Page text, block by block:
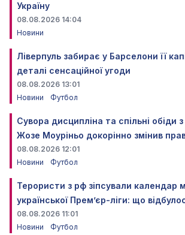
Україну
08.08.2026 14:04
Новини
Ліверпуль забирає у Барселони її
деталі сенсаційної угоди
08.08.2026 13:01
Новини
Футбол
Сувора дисципліна та спільні обіди
Жозе Моуріньо докорінно змінив
08.08.2026 12:01
Новини
Футбол
Терористи з рф зіпсували календар
української Прем’єр-ліги: що
08.08.2026 11:01
Новини
Футбол